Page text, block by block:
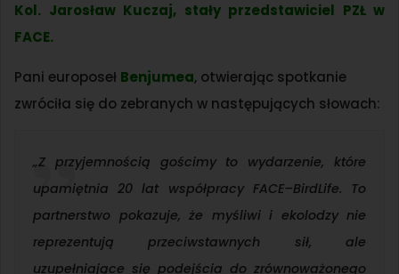
Kol. Jarosław Kuczaj, stały przedstawiciel PZŁ w
FACE.
Pani europoseł Benjumea, otwierając spotkanie
zwróciła się do zebranych w następujących słowach:
„Z przyjemnością gościmy to wydarzenie, które
upamiętnia 20 lat współpracy FACE–BirdLife. To
partnerstwo pokazuje, że myśliwi i ekolodzy nie
reprezentują przeciwstawnych sił, ale
uzupełniające się podejścia do zrównoważonego